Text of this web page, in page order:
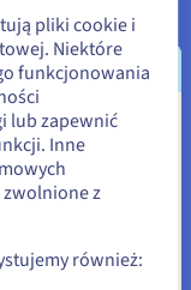
Architektury te,
zapewniają
sprostać
konieczne
i algorytmów
unikalnych
się w
wyszukaj
pliki cookie i
Niektóre
funkcjonowania
lub zapewnić
Inne
z
również: